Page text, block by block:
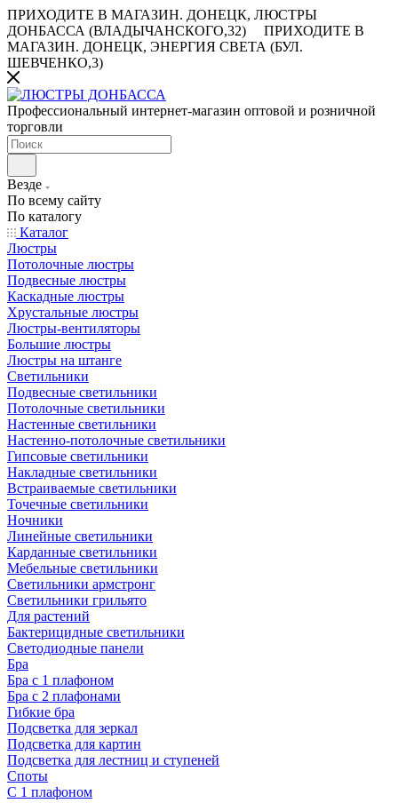
ПРИХОДИТЕ В МАГАЗИН. ДОНЕЦК, ЛЮСТРЫ
ДОНБАССА (ВЛАДЫЧАНСКОГО,32)
ПРИХОДИТЕ В
МАГАЗИН. ДОНЕЦК, ЭНЕРГИЯ СВЕТА (БУЛ.
ШЕВЧЕНКО,3)
Профессиональный интернет-магазин оптовой и розничной
торговли
Везде
По всему сайту
По каталогу
Каталог
Люстры
Потолочные люстры
Подвесные люстры
Каскадные люстры
Хрустальные люстры
Люстры-вентиляторы
Большие люстры
Люстры на штанге
Светильники
Подвесные светильники
Потолочные светильники
Настенные светильники
Настенно-потолочные светильники
Гипсовые светильники
Накладные светильники
Встраиваемые светильники
Точечные светильники
Ночники
Линейные светильники
Карданные светильники
Мебельные светильники
Светильники армстронг
Светильники грильято
Для растений
Бактерицидные светильники
Светодиодные панели
Бра
Бра с 1 плафоном
Бра с 2 плафонами
Гибкие бра
Подсветка для зеркал
Подсветка для картин
Подсветка для лестниц и ступеней
Споты
С 1 плафоном